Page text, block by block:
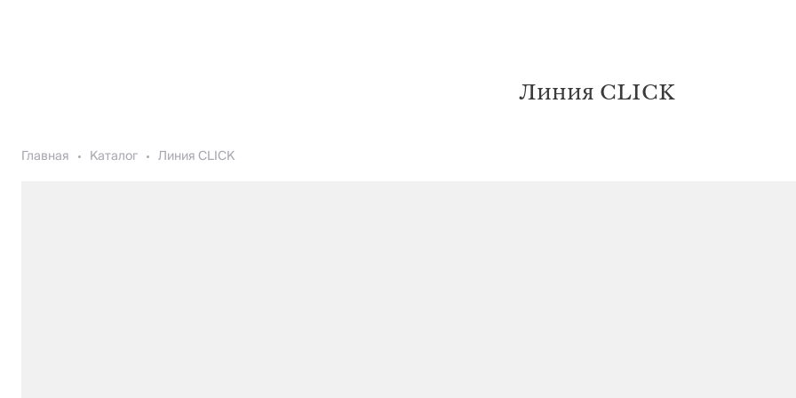
Линия CLICK
Главная Каталог Линия CLICK